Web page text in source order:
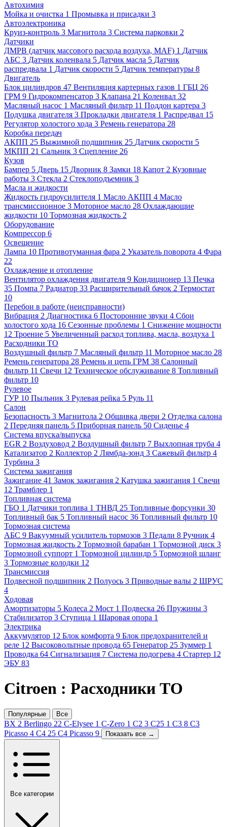
Автохимия
Мойка и очистка 1 Промывка и присадки 3
Автоэлектроника
Круиз-контроль 3 Магнитола 3 Система парковки 2
Датчики
ДМРВ (датчик массового расхода воздуха, MAF) 1 Датчик
АБС 3 Датчик коленвала 5 Датчик масла 5 Датчик
распредвала 1 Датчик скорости 5 Датчик температуры 8
Двигатель
Блок цилиндров 47 Вентиляция картерных газов 1 ГБЦ 26
ГРМ 9 Гидрокомпенсатор 3 Клапана 21 Коленвал 32
Масляный насос 1 Масляный фильтр 11 Поддон картера 3
Подушка двигателя 3 Прокладки двигателя 1 Распредвал 15
Регулятор холостого хода 3 Ремень генератора 28
Коробка передач
АКПП 25 Выжимной подшипник 25 Датчик скорости 5
МКПП 21 Сальник 3 Сцепление 26
Кузов
Бампер 5 Дверь 15 Дворник 8 Замки 18 Капот 2 Кузовные
работы 3 Стекла 2 Стеклоподъемник 3
Масла и жидкости
Жидкость гидроусилителя 1 Масло АКПП 4 Масло
трансмиссионное 3 Моторное масло 28 Охлаждающие
жидкости 10 Тормозная жидкость 2
Оборудование
Компрессор 6
Освещение
Лампа 10 Противотуманная фара 2 Указатель поворота 4 Фара
22
Охлаждение и отопление
Вентилятор охлаждения двигателя 9 Кондиционер 13 Печка
35 Помпа 7 Радиатор 33 Расширительный бачок 2 Термостат
10
Перебои в работе (неисправности)
Вибрация 2 Диагностика 6 Посторонние звуки 4 Сбои
холостого хода 16 Сезонные проблемы 1 Снижение мощности
12 Троение 5 Увеличенный расход топлива, масла, воздуха 1
Расходники ТО
Воздушный фильтр 7 Масляный фильтр 11 Моторное масло 28
Ремень генератора 28 Ремень и цепь ГРМ 38 Салонный
фильтр 11 Свечи 12 Техническое обслуживание 8 Топливный
фильтр 10
Рулевое
ГУР 10 Пыльник 3 Рулевая рейка 5 Руль 11
Салон
Безопасность 3 Магнитола 2 Обшивка двери 2 Отделка салона
2 Передняя панель 5 Приборная панель 50 Сиденье 4
Система впуска/выпуска
EGR 2 Воздуховод 2 Воздушный фильтр 7 Выхлопная труба 4
Катализатор 2 Коллектор 2 Лямбда-зонд 3 Сажевый фильтр 4
Турбина 3
Система зажигания
Зажигание 41 Замок зажигания 2 Катушка зажигания 1 Свечи
12 Трамблер 1
Топливная система
ГБО 1 Датчики топлива 1 ТНВД 25 Топливные форсунки 30
Топливный бак 5 Топливный насос 36 Топливный фильтр 10
Тормозная система
АБС 9 Вакуумный усилитель тормозов 3 Педали 8 Ручник 4
Тормозная жидкость 2 Тормозной барабан 1 Тормозной диск 3
Тормозной суппорт 1 Тормозной цилиндр 5 Тормозной шланг
3 Тормозные колодки 12
Трансмиссия
Подвесной подшипник 2 Полуось 3 Приводные валы 2 ШРУС
4
Ходовая
Амортизаторы 5 Колеса 2 Мост 1 Подвеска 26 Пружины 3
Стабилизатор 3 Ступица 1 Шаровая опора 1
Электрика
Аккумулятор 12 Блок комфорта 9 Блок предохранителей и
реле 12 Высоковольтные провода 65 Генератор 25 Зуммер 1
Проводка 64 Сигнализация 7 Система подогрева 4 Стартер 12
ЭБУ 83
Citroen : Расходники ТО
Популярные Все
BX 2 Berlingo 22 C-Elysee 1 C-Zero 1 C2 3 C25 1 C3 8 C3
Picasso 4 C4 25 C4 Picasso 9 Показать все →
Все категории